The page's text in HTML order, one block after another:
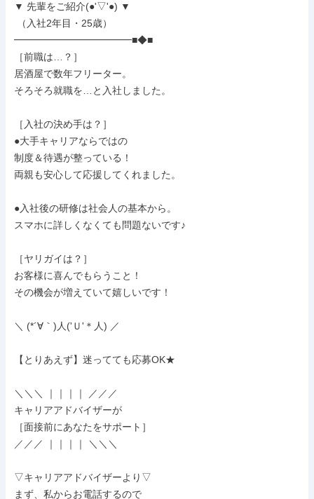
▼ 先輩をご紹介(●'▽'●) ▼
━━━━━━━━━━━━■◆■
［前職は…？］
居酒屋で数年フリーター。
そろそろ就職を…と入社しました。
［入社の決め手は？］
●大手キャリアならではの
制度＆待遇が整っている！
両親も安心して応援してくれました。
●入社後の研修は社会人の基本から。
スマホに詳しくなくても問題ないです♪
［ヤリガイは？］
お客様に喜んでもらうこと！
その機会が増えていて嬉しいです！
＼ (*´∀｀)人('Ｕ'＊人) ／
【とりあえず】迷ってても応募OK★
＼＼＼ ｜｜｜｜ ／／／
キャリアアドバイザーが
［面接前にあなたをサポート］
／／／ ｜｜｜｜ ＼＼＼
▽キャリアアドバイザーより▽
まず、私からお電話するので